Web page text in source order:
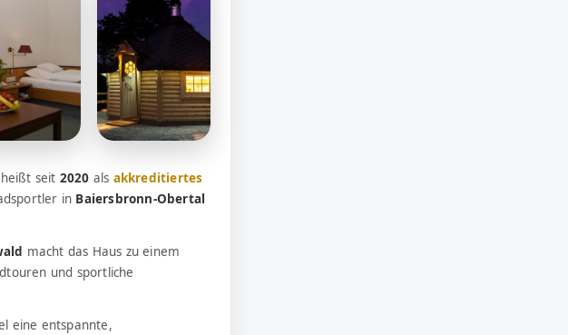
heißt seit 2020 als akkreditiertes
in Baiersbronn-Obertal
macht das Haus zu einem
und sportliche
eine entspannte,